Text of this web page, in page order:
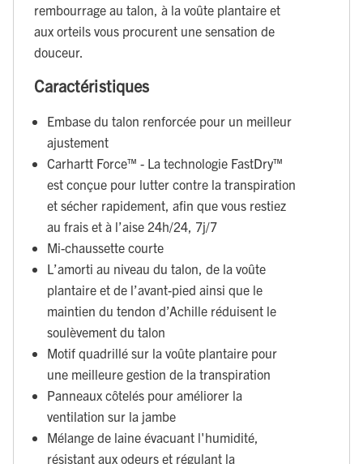
rembourrage au talon, à la voûte plantaire et
aux orteils vous procurent une sensation de
douceur.
Caractéristiques
Embase du talon renforcée pour un meilleur
ajustement
Carhartt Force™ - La technologie FastDry™
est conçue pour lutter contre la transpiration
et sécher rapidement, afin que vous restiez
au frais et à l’aise 24h/24, 7j/7
Mi-chaussette courte
L’amorti au niveau du talon, de la voûte
plantaire et de l’avant-pied ainsi que le
maintien du tendon d’Achille réduisent le
soulèvement du talon
Motif quadrillé sur la voûte plantaire pour
une meilleure gestion de la transpiration
Panneaux côtelés pour améliorer la
ventilation sur la jambe
Mélange de laine évacuant l'humidité,
résistant aux odeurs et régulant la